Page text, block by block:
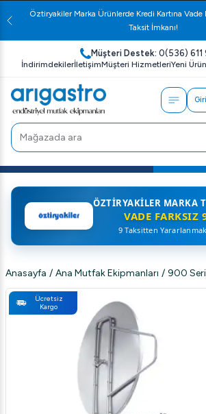
Öztiryakiler Marka Ürünlerde Kredi Kartına Vade
Taksit İmkanı!
Müşteri Destek: 0(536) 611
İndirimdekilerİletişimMüşteri HizmetleriYeni
ÖZTIRYAKILER MARKA
VADE FARKSIZ
9 Taksitten
Anasayfa / Ana Mutfak Ekipmanları / 900 Seri
Ücretsiz
Kargo